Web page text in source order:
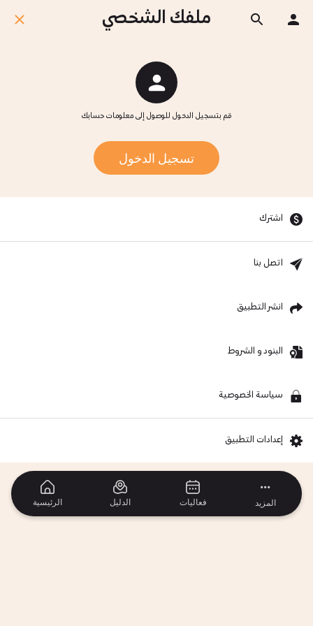
ملفك الشخصي
قم بتسجيل الدخول للوصول إلى معلومات حسابك
تسجيل الدخول
اشترك
اتصل بنا
انشر التطبيق
البنود و الشروط
سياسة الخصوصية
إعدادات التطبيق
الرئيسية الدليل فعاليات المزيد